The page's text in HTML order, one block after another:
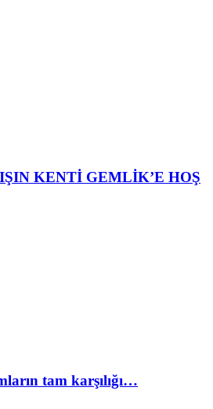
KENTİ GEMLİK’E HOŞ
tam karşılığı…